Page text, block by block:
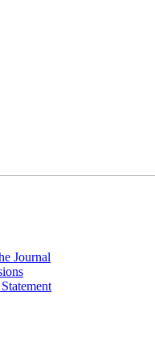
Journal